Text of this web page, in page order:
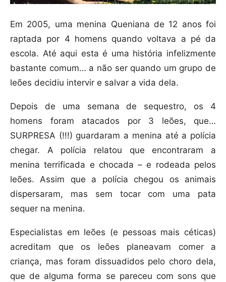
Em 2005, uma menina Queniana de 12 anos foi
raptada por 4 homens quando voltava a pé da
escola. Até aqui esta é uma história infelizmente
bastante comum… a não ser quando um grupo de
leões decidiu intervir e salvar a vida dela.
Depois de uma semana de sequestro, os 4
homens foram atacados por 3 leões, que…
SURPRESA (!!!) guardaram a menina até a polícia
chegar. A polícia relatou que encontraram a
menina terrificada e chocada – e rodeada pelos
leões. Assim que a polícia chegou os animais
dispersaram, mas sem tocar com uma pata
sequer na menina.
Especialistas em leões (e pessoas mais céticas)
acreditam que os leões planeavam comer a
criança, mas foram dissuadidos pelo choro dela,
que de alguma forma se pareceu com sons que